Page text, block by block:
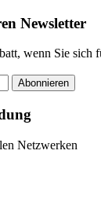
Newsletter
wenn Sie sich
Abonnieren
Netzwerken